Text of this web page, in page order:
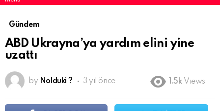
Gündem
ABD Ukrayna’ya yardım elini yine
uzattı
by Nolduki ? 3 yıl önce 1.5k Views